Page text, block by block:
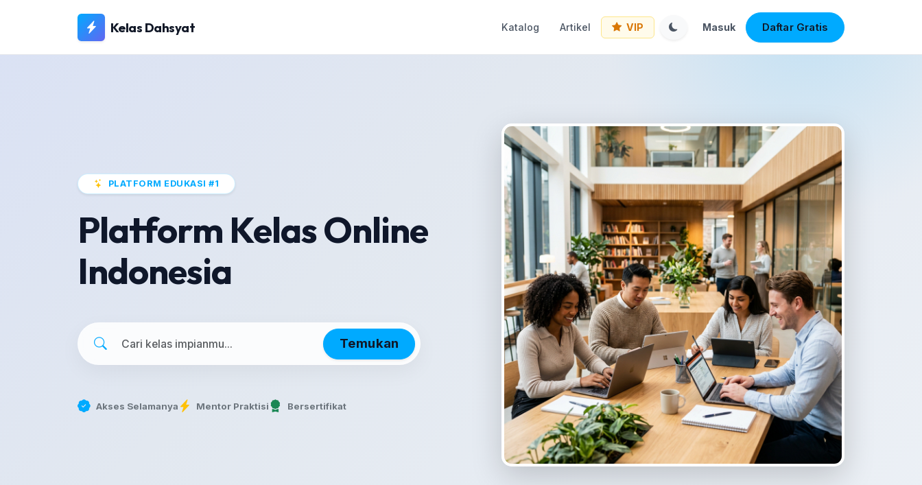
Kelas Dahsyat Katalog Artikel VIP Masuk Daftar Gratis
PLATFORM EDUKASI #1
Platform Kelas Online
Indonesia
Temukan
Akses Selamanya Mentor Praktisi Bersertifikat